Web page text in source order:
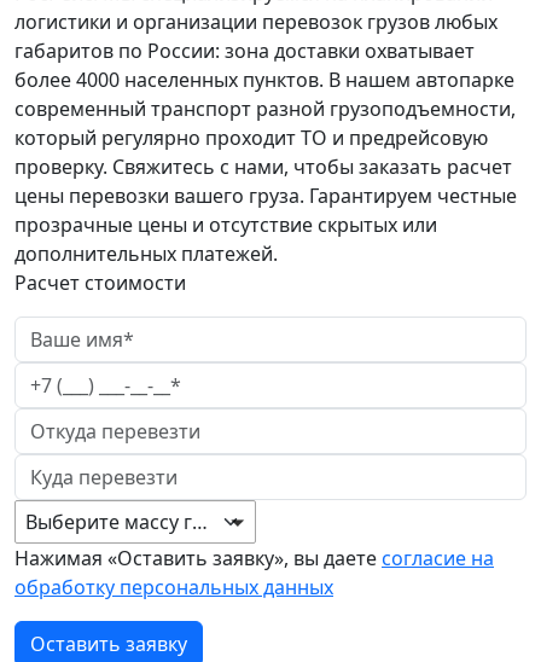
логистики и организации перевозок грузов любых
габаритов по России: зона доставки охватывает
более 4000 населенных пунктов. В нашем автопарке
современный транспорт разной грузоподъемности,
который регулярно проходит ТО и предрейсовую
проверку. Свяжитесь с нами, чтобы заказать расчет
цены перевозки вашего груза. Гарантируем честные
прозрачные цены и отсутствие скрытых или
дополнительных платежей.
Расчет стоимости
Выберите массу груза
Нажимая «Оставить заявку», вы даетесогласие на
обработку персональных данных
Оставить заявку